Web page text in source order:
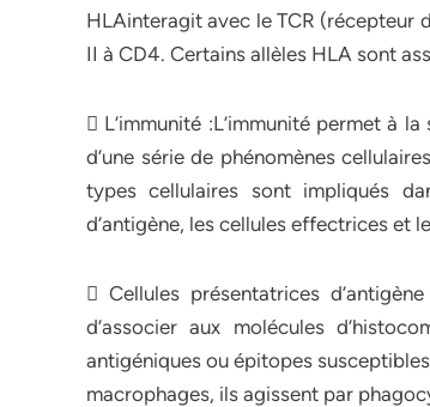
HLAinteragit avec le TCR (récepteur
II à CD4. Certains allèles HLA sont
 L’immunité :L’immunité permet à
d’une série de phénomènes
types cellulaires sont impliqués
d’antigène, les cellules effectrices et
 Cellules présentatrices
d’associer aux molécules
antigéniques ou épitopes
macrophages, ils agissent par